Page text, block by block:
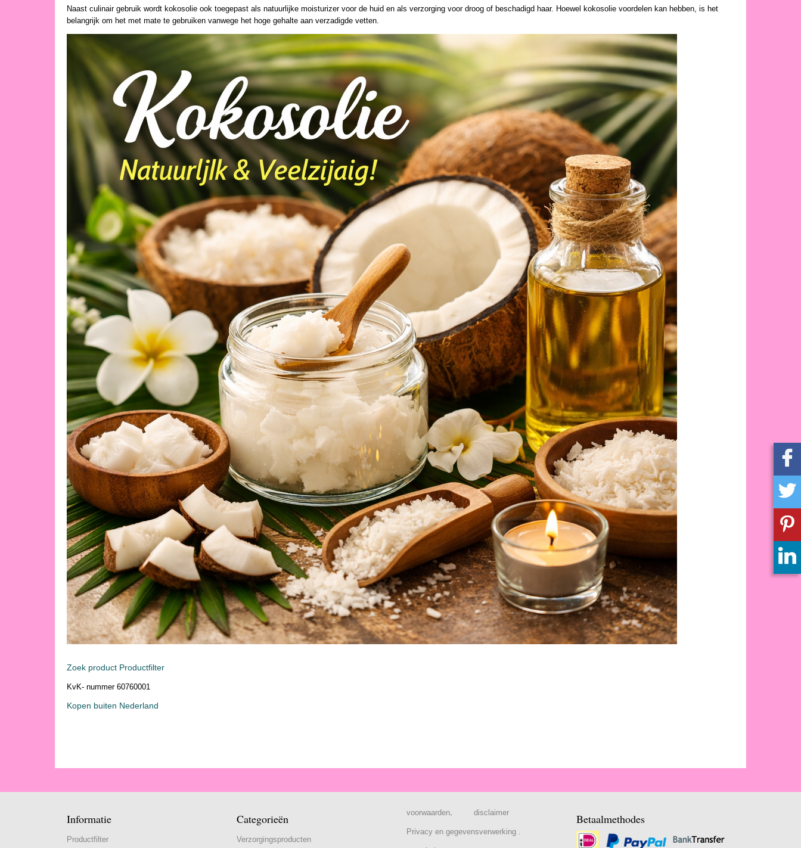
Naast culinair gebruik wordt kokosolie ook toegepast als natuurlijke moisturizer voor de huid en als verzorging voor droog of beschadigd haar. Hoewel kokosolie voordelen kan hebben, is het
belangrijk om het met mate te gebruiken vanwege het hoge gehalte aan verzadigde vetten.
Zoek product Productfilter
KvK- nummer 60760001
Kopen buiten Nederland
Informatie
Productfilter
Categorieën
Verzorgingsproducten
voorwaarden. disclaimer
Privacy en gegevensverwerking .
Betaalmethodes